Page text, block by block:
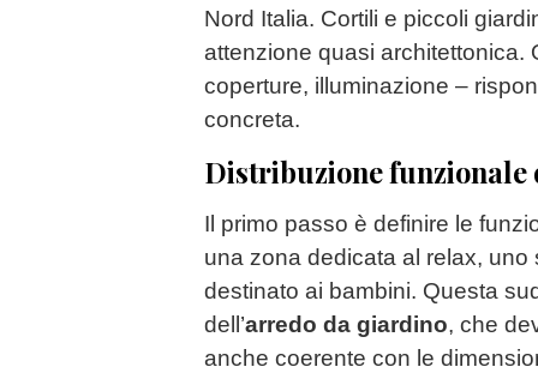
Nord Italia. Cortili e piccoli
attenzione quasi architettonica.
coperture, illuminazione –
concreta.
Distribuzione funzionale
Il primo passo è definire le
una zona dedicata al relax,
destinato ai bambini. Questa
dell’arredo da giardino, che
anche coerente con le